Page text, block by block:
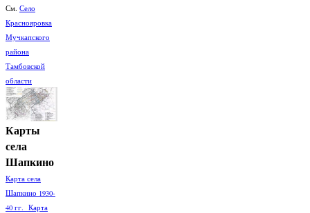
См. Село
Краснояровка
Мучкапского
района
Тамбовской
области
Карты
села
Шапкино
Карта села
Шапкино 1930-
40 гг. Карта